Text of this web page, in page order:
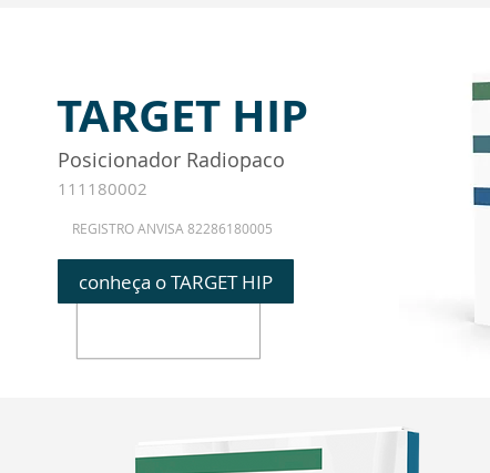
TARGET HIP
Posicionador Radiopaco
111180002
REGISTRO ANVISA 82286180005
conheça o TARGET HIP